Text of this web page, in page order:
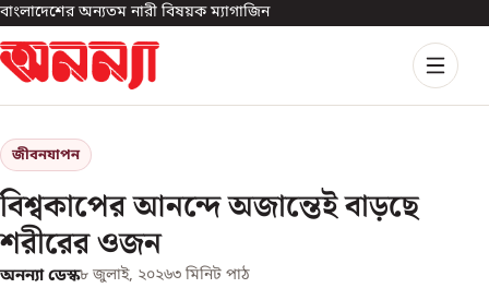
বাংলাদেশের অন্যতম নারী বিষয়ক ম্যাগাজিন
জীবনযাপন
বিশ্বকাপের আনন্দে অজান্তেই বাড়ছে
শরীরের ওজন
অনন্যা ডেস্ক৮ জুলাই, ২০২৬৩ মিনিট পাঠ